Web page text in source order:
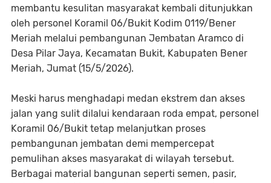
membantu kesulitan masyarakat kembali ditunjukkan
oleh personel Koramil 06/Bukit Kodim 0119/Bener
Meriah melalui pembangunan Jembatan Aramco di
Desa Pilar Jaya, Kecamatan Bukit, Kabupaten Bener
Meriah, Jumat (15/5/2026).
Meski harus menghadapi medan ekstrem dan akses
jalan yang sulit dilalui kendaraan roda empat, personel
Koramil 06/Bukit tetap melanjutkan proses
pembangunan jembatan demi mempercepat
pemulihan akses masyarakat di wilayah tersebut.
Berbagai material bangunan seperti semen, pasir,